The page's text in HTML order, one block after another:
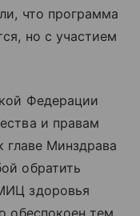
что программа
но с участием
Федерации
и правам
главе Минздрава
обратить
здоровья
обеспокоен тем,